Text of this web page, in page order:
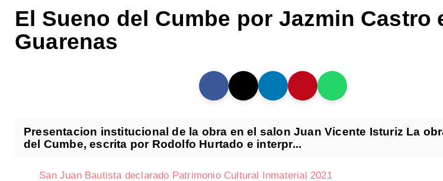
El Sueno del Cumbe por Jazmin Castro
Guarenas
Presentacion institucional de la obra en el salon Juan Vicente Isturiz La
del Cumbe, escrita por Rodolfo Hurtado e interpr...
San Juan Bautista declarado Patrimonio Cultural Inmaterial 2021